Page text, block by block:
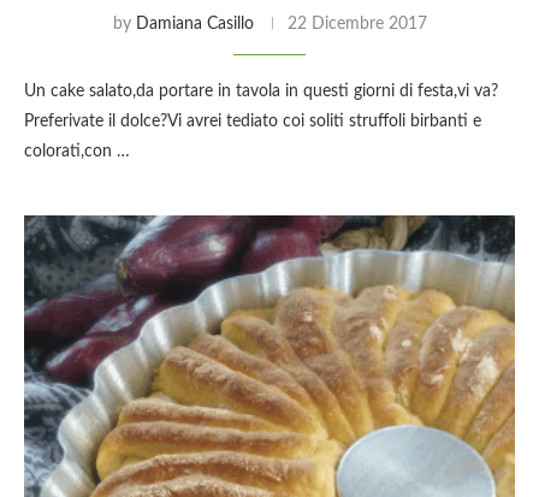
by Damiana Casillo 22 Dicembre 2017
Un cake salato,da portare in tavola in questi giorni di festa,vi va?
Preferivate il dolce?Vi avrei tediato coi soliti struffoli birbanti e
colorati,con …